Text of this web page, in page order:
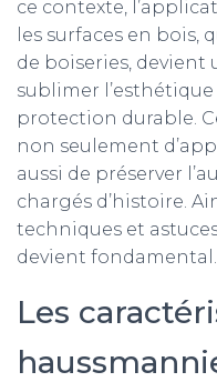
ce contexte,
les surfaces en bois,
de boiseries, devient
sublimer
protection durable.
non seulement
aussi de préserver
chargés d’histoire.
techniques et
devient fondamental.
Les